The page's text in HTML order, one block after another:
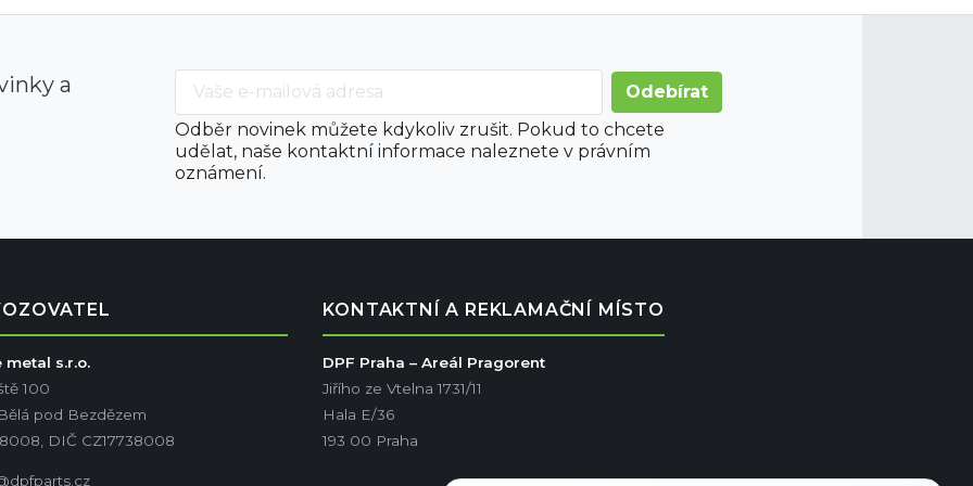
a
Odběr novinek můžete kdykoliv zrušit. Pokud to chcete
udělat, naše kontaktní informace naleznete v právním
oznámení.
metal s.r.o.
100
pod Bezdězem
DIČ CZ17738008
KONTAKTNÍ A REKLAMAČNÍ MÍSTO
DPF Praha – Areál Pragorent
Jiřího ze Vtelna 1731/11
Hala E/36
193 00 Praha